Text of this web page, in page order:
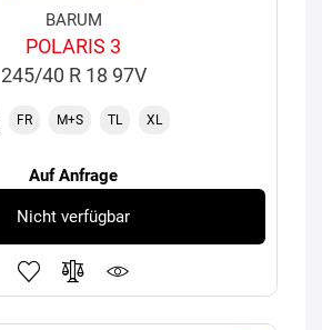
BARUM
POLARIS 3
245/40 R 18 97V
FR M+S TL XL
Auf Anfrage
Nicht verfügbar